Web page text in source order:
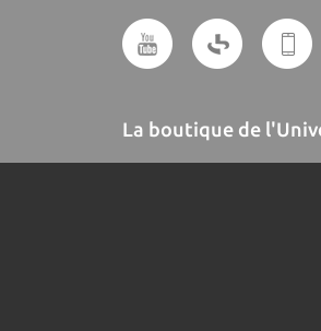
La boutique de